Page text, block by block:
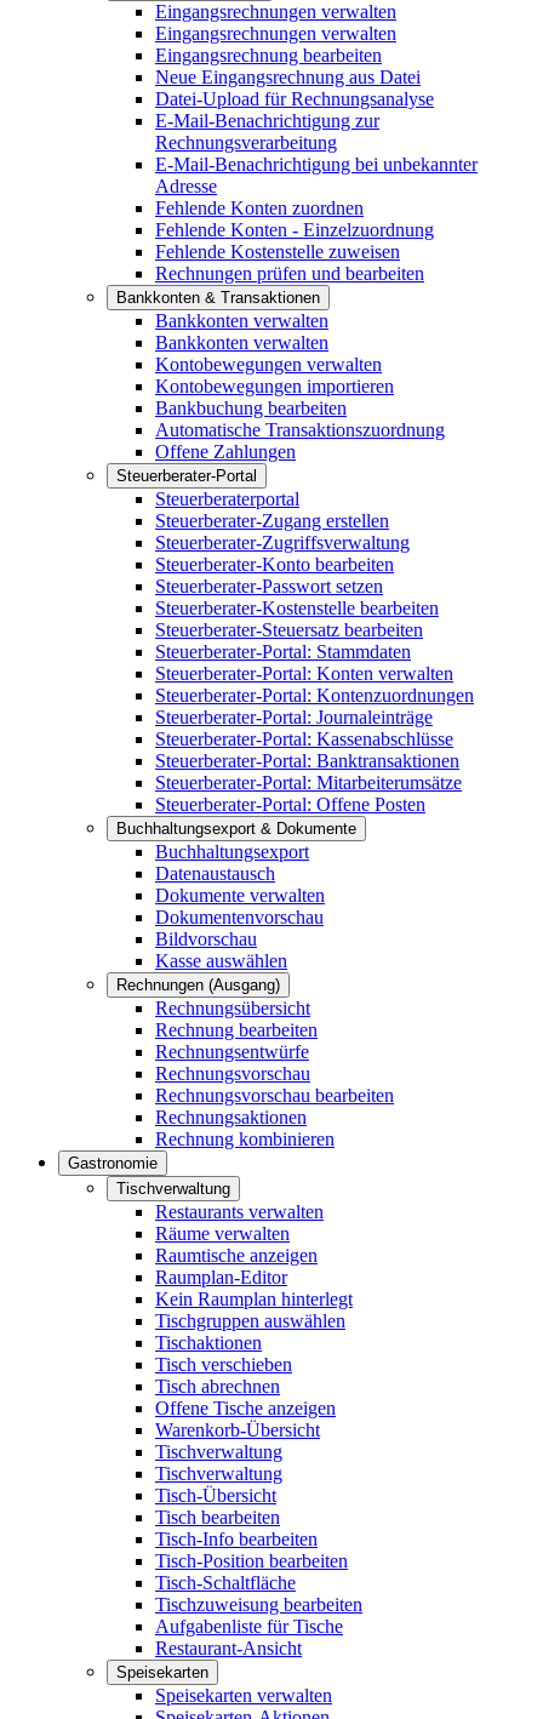
Eingangsrechnungen verwalten
Eingangsrechnungen verwalten
Eingangsrechnung bearbeiten
Neue Eingangsrechnung aus Datei
Datei-Upload für Rechnungsanalyse
E-Mail-Benachrichtigung zur
Rechnungsverarbeitung
E-Mail-Benachrichtigung bei unbekannter
Adresse
Fehlende Konten zuordnen
Fehlende Konten - Einzelzuordnung
Fehlende Kostenstelle zuweisen
Rechnungen prüfen und bearbeiten
Bankkonten & Transaktionen
Bankkonten verwalten
Bankkonten verwalten
Kontobewegungen verwalten
Kontobewegungen importieren
Bankbuchung bearbeiten
Automatische Transaktionszuordnung
Offene Zahlungen
Steuerberater-Portal
Steuerberaterportal
Steuerberater-Zugang erstellen
Steuerberater-Zugriffsverwaltung
Steuerberater-Konto bearbeiten
Steuerberater-Passwort setzen
Steuerberater-Kostenstelle bearbeiten
Steuerberater-Steuersatz bearbeiten
Steuerberater-Portal: Stammdaten
Steuerberater-Portal: Konten verwalten
Steuerberater-Portal: Kontenzuordnungen
Steuerberater-Portal: Journaleinträge
Steuerberater-Portal: Kassenabschlüsse
Steuerberater-Portal: Banktransaktionen
Steuerberater-Portal: Mitarbeiterumsätze
Steuerberater-Portal: Offene Posten
Buchhaltungsexport & Dokumente
Buchhaltungsexport
Datenaustausch
Dokumente verwalten
Dokumentenvorschau
Bildvorschau
Kasse auswählen
Rechnungen (Ausgang)
Rechnungsübersicht
Rechnung bearbeiten
Rechnungsentwürfe
Rechnungsvorschau
Rechnungsvorschau bearbeiten
Rechnungsaktionen
Rechnung kombinieren
Gastronomie
Tischverwaltung
Restaurants verwalten
Räume verwalten
Raumtische anzeigen
Raumplan-Editor
Kein Raumplan hinterlegt
Tischgruppen auswählen
Tischaktionen
Tisch verschieben
Tisch abrechnen
Offene Tische anzeigen
Warenkorb-Übersicht
Tischverwaltung
Tischverwaltung
Tisch-Übersicht
Tisch bearbeiten
Tisch-Info bearbeiten
Tisch-Position bearbeiten
Tisch-Schaltfläche
Tischzuweisung bearbeiten
Aufgabenliste für Tische
Restaurant-Ansicht
Speisekarten
Speisekarten verwalten